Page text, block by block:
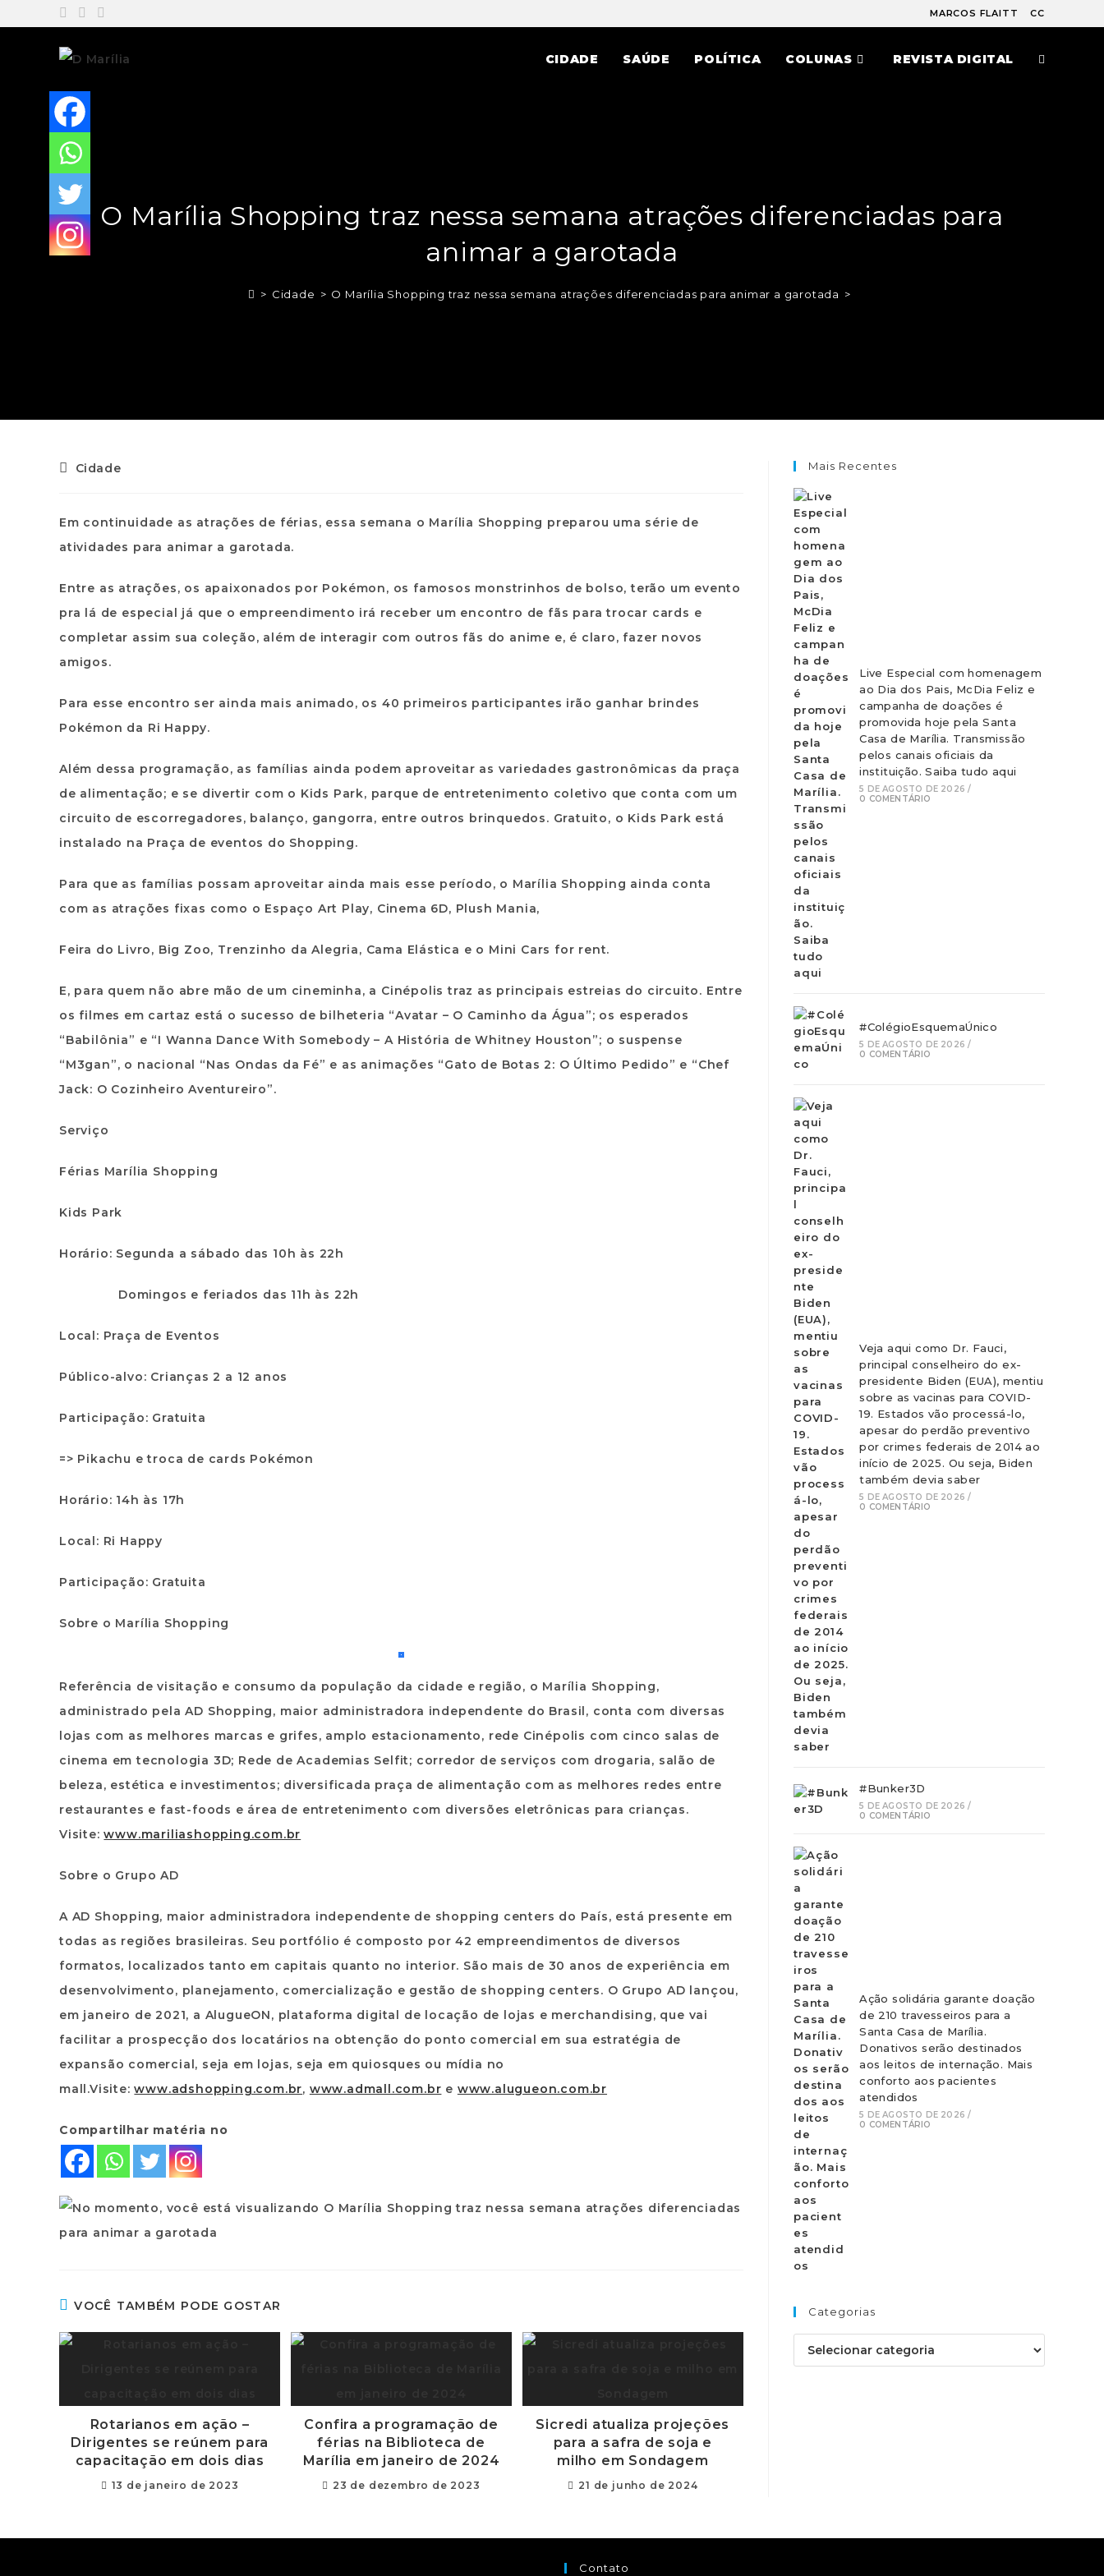
MARCOS FLAITT CC
CIDADE SAÚDE POLÍTICA COLUNAS REVISTA DIGITAL
O Marília Shopping traz nessa semana atrações diferenciadas para
animar a garotada
> Cidade > O Marília Shopping traz nessa semana atrações diferenciadas para animar a garotada >
Cidade
Em continuidade as atrações de férias, essa semana o Marília Shopping preparou uma série de
atividades para animar a garotada.
Entre as atrações, os apaixonados por Pokémon, os famosos monstrinhos de bolso, terão um evento
pra lá de especial já que o empreendimento irá receber um encontro de fãs para trocar cards e
completar assim sua coleção, além de interagir com outros fãs do anime e, é claro, fazer novos
amigos.
Para esse encontro ser ainda mais animado, os 40 primeiros participantes irão ganhar brindes
Pokémon da Ri Happy.
Além dessa programação, as famílias ainda podem aproveitar as variedades gastronômicas da praça
de alimentação; e se divertir com o Kids Park, parque de entretenimento coletivo que conta com um
circuito de escorregadores, balanço, gangorra, entre outros brinquedos. Gratuito, o Kids Park está
instalado na Praça de eventos do Shopping.
Para que as famílias possam aproveitar ainda mais esse período, o Marília Shopping ainda conta
com as atrações fixas como o Espaço Art Play, Cinema 6D, Plush Mania,
Feira do Livro, Big Zoo, Trenzinho da Alegria, Cama Elástica e o Mini Cars for rent.
E, para quem não abre mão de um cineminha, a Cinépolis traz as principais estreias do circuito. Entre
os filmes em cartaz está o sucesso de bilheteria “Avatar – O Caminho da Água”; os esperados
“Babilônia” e “I Wanna Dance With Somebody – A História de Whitney Houston”; o suspense
“M3gan”, o nacional “Nas Ondas da Fé” e as animações “Gato de Botas 2: O Último Pedido” e “Chef
Jack: O Cozinheiro Aventureiro”.
Serviço
Férias Marília Shopping
Kids Park
Horário: Segunda a sábado das 10h às 22h
Domingos e feriados das 11h às 22h
Local: Praça de Eventos
Público-alvo: Crianças 2 a 12 anos
Participação: Gratuita
=> Pikachu e troca de cards Pokémon
Horário: 14h às 17h
Local: Ri Happy
Participação: Gratuita
Sobre o Marília Shopping
Referência de visitação e consumo da população da cidade e região, o Marília Shopping,
administrado pela AD Shopping, maior administradora independente do Brasil, conta com diversas
lojas com as melhores marcas e grifes, amplo estacionamento, rede Cinépolis com cinco salas de
cinema em tecnologia 3D; Rede de Academias Selfit; corredor de serviços com drogaria, salão de
beleza, estética e investimentos; diversificada praça de alimentação com as melhores redes entre
restaurantes e fast-foods e área de entretenimento com diversões eletrônicas para crianças.
Visite:www.mariliashopping.com.br
Sobre o Grupo AD
A AD Shopping, maior administradora independente de shopping centers do País, está presente em
todas as regiões brasileiras. Seu portfólio é composto por 42 empreendimentos de diversos
formatos, localizados tanto em capitais quanto no interior. São mais de 30 anos de experiência em
desenvolvimento, planejamento, comercialização e gestão de shopping centers. O Grupo AD lançou,
em janeiro de 2021, a AlugueON, plataforma digital de locação de lojas e merchandising, que vai
facilitar a prospecção dos locatários na obtenção do ponto comercial em sua estratégia de
expansão comercial, seja em lojas, seja em quiosques ou mídia no
mall.Visite:www.adshopping.com.br, www.admall.com.br e www.alugueon.com.br
Compartilhar matéria no
VOCÊ TAMBÉM PODE GOSTAR
Rotarianos em ação –
Dirigentes se reúnem para
capacitação em dois dias
13 de janeiro de 2023
Confira a programação de
férias na Biblioteca de
Marília em janeiro de 2024
23 de dezembro de 2023
Sicredi atualiza projeções
para a safra de soja e
milho em Sondagem
21 de junho de 2024
Mais Recentes
Live Especial com homenagem
ao Dia dos Pais, McDia Feliz e
campanha de doações é
promovida hoje pela Santa
Casa de Marília. Transmissão
pelos canais oficiais da
instituição. Saiba tudo aqui
5 DE AGOSTO DE 2026 /
0 COMENTÁRIO
#ColégioEsquemaÚnico
5 DE AGOSTO DE 2026 /
0 COMENTÁRIO
Veja aqui como Dr. Fauci,
principal conselheiro do ex-
presidente Biden (EUA), mentiu
sobre as vacinas para COVID-
19. Estados vão processá-lo,
apesar do perdão preventivo
por crimes federais de 2014 ao
início de 2025. Ou seja, Biden
também devia saber
5 DE AGOSTO DE 2026 /
0 COMENTÁRIO
#Bunker3D
5 DE AGOSTO DE 2026 /
0 COMENTÁRIO
Ação solidária garante doação
de 210 travesseiros para a
Santa Casa de Marília.
Donativos serão destinados
aos leitos de internação. Mais
conforto aos pacientes
atendidos
5 DE AGOSTO DE 2026 /
0 COMENTÁRIO
Categorias
Contato